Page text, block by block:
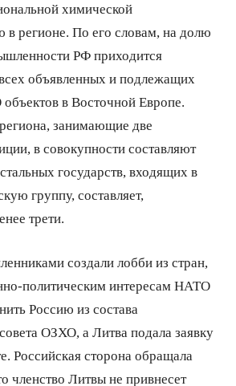
химической
регионе. По его словам, на долю
РФ приходится
объявленных и подлежащих
в Восточной Европе.
занимающие две
в совокупности составляют
государств, входящих в
группу, составляет,
трети.
создали лобби из стран,
политическим интересам НАТО
Россию из состава
ОЗХО, а Литва подала заявку
Российская сторона обращала
членство Литвы не привнесет